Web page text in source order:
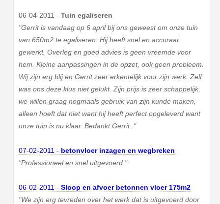
06-04-2011 -Tuin egaliseren
"Gerrit is vandaag op 6 april bij ons geweest om onze tuin
van 650m2 te egaliseren. Hij heeft snel en accuraat
gewerkt. Overleg en goed advies is geen vreemde voor
hem. Kleine aanpassingen in de opzet, ook geen probleem.
Wij zijn erg blij en Gerrit zeer erkentelijk voor zijn werk. Zelf
was ons deze klus niet gelukt. Zijn prijs is zeer schappelijk,
we willen graag nogmaals gebruik van zijn kunde maken,
alleen hoeft dat niet want hij heeft perfect opgeleverd want
onze tuin is nu klaar. Bedankt Gerrit. "
07-02-2011 - betonvloer inzagen en wegbreken
"Professioneel en snel uitgevoerd "
06-02-2011 -Sloop en afvoer betonnen vloer 175m2
"We zijn erg tevreden over het werk dat is uitgevoerd door